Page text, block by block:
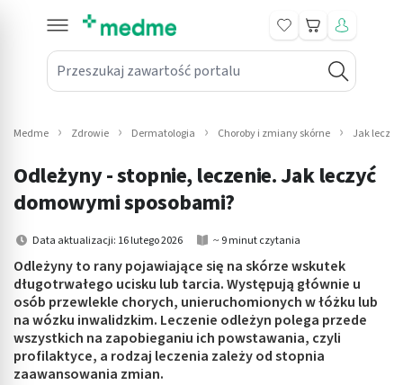
Przeszukaj zawartość portalu
Koszyk
submenu: Leki na receptę
submenu: Mama i dziecko
submenu: Kosmetyki
submenu: Higiena
submenu: Sprzęt medyczny
submenu: Intymne
Medme Zdrowie Dermatologia Choroby i zmiany skórne Jak
Odleżyny - stopnie, leczenie. Jak leczyć
domowymi sposobami?
Data aktualizacji: 16 lutego 2026 ~ 9 minut czytania
Odleżyny to rany pojawiające się na skórze wskutek
długotrwałego ucisku lub tarcia. Występują głównie u
osób przewlekle chorych, unieruchomionych w łóżku lub
na wózku inwalidzkim. Leczenie odleżyn polega przede
wszystkich na zapobieganiu ich powstawania, czyli
profilaktyce, a rodzaj leczenia zależy od stopnia
zaawansowania zmian.